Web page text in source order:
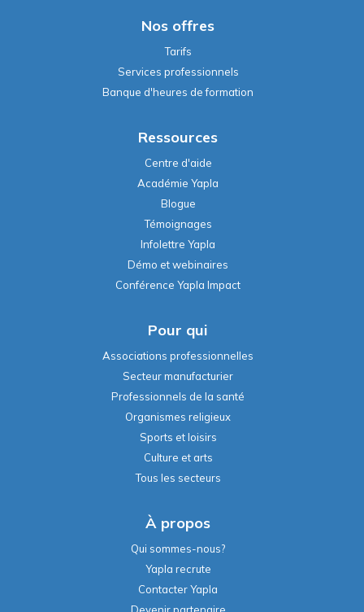
Nos offres
Tarifs
Services professionnels
Banque d'heures de formation
Ressources
Centre d'aide
Académie Yapla
Blogue
Témoignages
Infolettre Yapla
Démo et webinaires
Conférence Yapla Impact
Pour qui
Associations professionnelles
Secteur manufacturier
Professionnels de la santé
Organismes religieux
Sports et loisirs
Culture et arts
Tous les secteurs
À propos
Qui sommes-nous?
Yapla recrute
Contacter Yapla